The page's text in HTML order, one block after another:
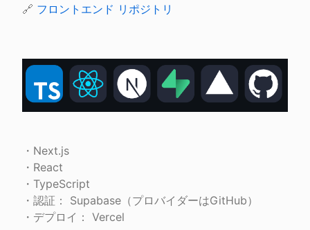
🔗 フロントエンド リポジトリ
・Next.js
・React
・TypeScript
・認証： Supabase（プロバイダーはGitHub）
・デプロイ： Vercel